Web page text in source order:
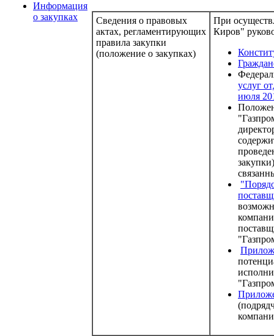
Информация
о закупках
Сведения о правовых
актах, регламентирующих
правила закупки
(положение о закупках)
При
Киров"
услуг
июля